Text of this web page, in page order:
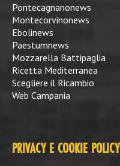
Pontecagnanonews
Montecorvinonews
Ebolinews
Paestumnews
Mozzarella Battipaglia
Ricetta Mediterranea
Scegliere il Ricambio
Web Campania
PRIVACY E COOKIE POLICY